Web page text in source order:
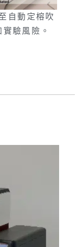
自動定榕吹
驗風險。